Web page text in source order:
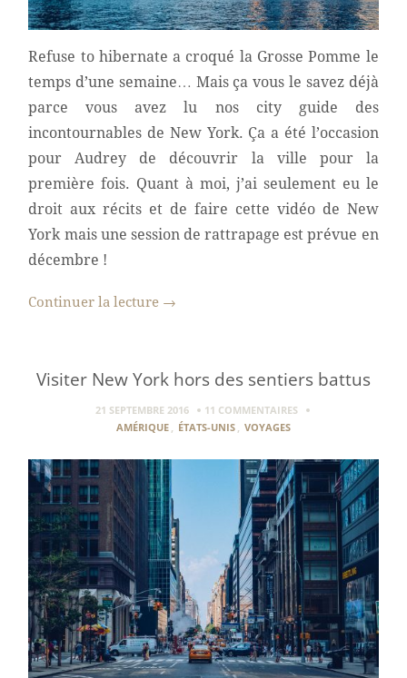
Refuse to hibernate a croqué la Grosse Pomme le
temps d’une semaine… Mais ça vous le savez déjà
parce vous avez lu nos city guide des
incontournables de New York. Ça a été l’occasion
pour Audrey de découvrir la ville pour la
première fois. Quant à moi, j’ai seulement eu le
droit aux récits et de faire cette vidéo de New
York mais une session de rattrapage est prévue en
décembre !
Continuer la lecture →
Visiter New York hors des sentiers battus
21 SEPTEMBRE 2016
11 COMMENTAIRES
AMÉRIQUE , ÉTATS-UNIS , VOYAGES